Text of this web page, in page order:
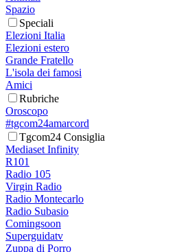
Spazio
Speciali
Elezioni Italia
Elezioni estero
Grande Fratello
L'isola dei famosi
Amici
Rubriche
Oroscopo
#tgcom24amarcord
Tgcom24 Consiglia
Mediaset Infinity
R101
Radio 105
Virgin Radio
Radio Montecarlo
Radio Subasio
Comingsoon
Superguidatv
Zuppa di Porro